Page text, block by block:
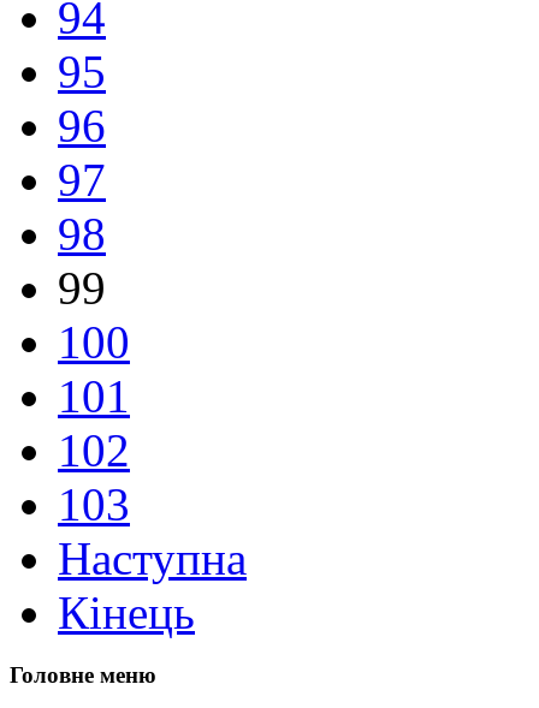
94
95
96
97
98
99
100
101
102
103
Наступна
Кінець
Головне меню